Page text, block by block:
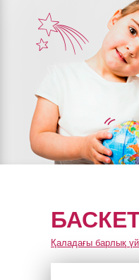
Қаладағы барлық